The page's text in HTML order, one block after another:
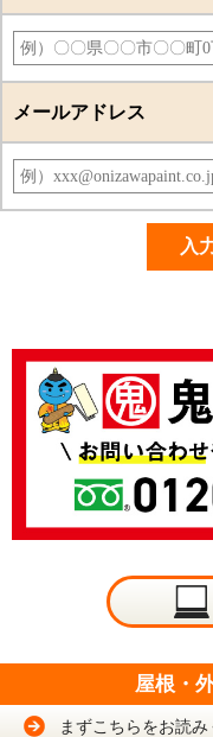
メールアドレス
屋根・
まずこちらをお読